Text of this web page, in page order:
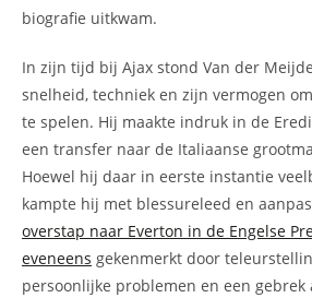
biografie uitkwam.
In zijn tijd bij Ajax stond Van der
snelheid, techniek en zijn vermogen
te spelen. Hij maakte indruk in de
een transfer naar de Italiaanse
Hoewel hij daar in eerste instantie
kampte hij met blessureleed en
overstap naar Everton in de Engelse
eveneens gekenmerkt door
persoonlijke problemen en een gebrek